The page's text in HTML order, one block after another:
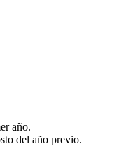
año.
del año previo.